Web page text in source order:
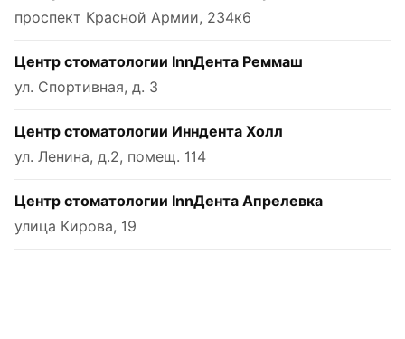
проспект Красной Армии, 234к6
Центр стоматологии InnДента Реммаш
ул. Спортивная, д. 3
Центр стоматологии Инндента Холл
ул. Ленина, д.2, помещ. 114
Центр стоматологии InnДента Апрелевка
улица Кирова, 19